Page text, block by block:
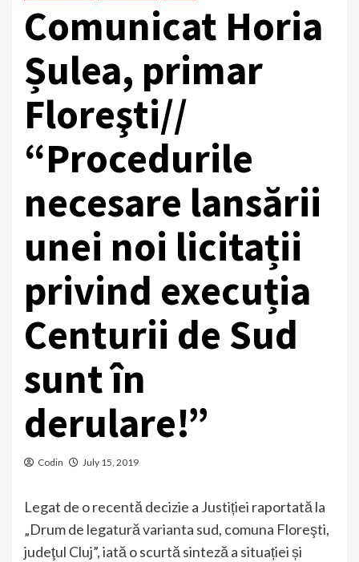
Comunicat Horia
Șulea, primar
Floreşti//
“Procedurile
necesare lansării
unei noi licitații
privind execuția
Centurii de Sud
sunt în
derulare!”
Codin July 15, 2019
Legat de o recentă decizie a Justiției raportată la
„Drum de legatură varianta sud, comuna Floreşti,
judeţul Cluj”, iată o scurtă sinteză a situației și